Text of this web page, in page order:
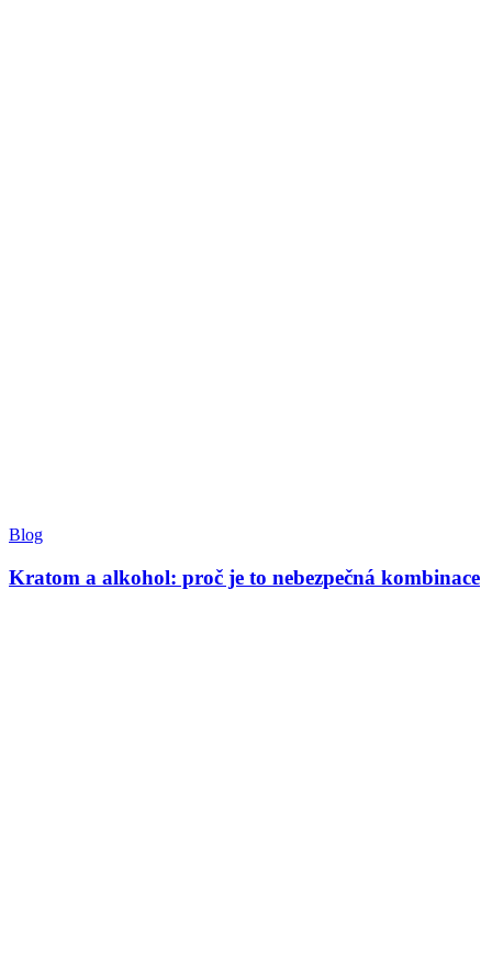
Blog
Kratom a alkohol: proč je to nebezpečná kombinace